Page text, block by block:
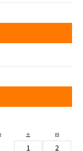
土 日
1
2